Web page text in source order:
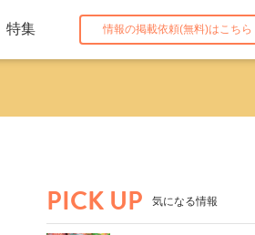
特集 情報の掲載依頼(無料)はこちら
PICK UP 気になる情報